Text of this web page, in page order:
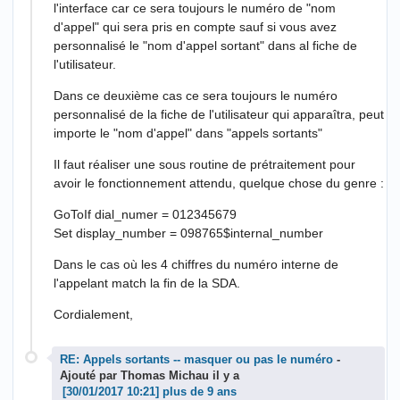
l'interface car ce sera toujours le numéro de "nom
d'appel" qui sera pris en compte sauf si vous avez
personnalisé le "nom d'appel sortant" dans al fiche de
l'utilisateur.
Dans ce deuxième cas ce sera toujours le numéro
personnalisé de la fiche de l'utilisateur qui apparaîtra, peut
importe le "nom d'appel" dans "appels sortants"
Il faut réaliser une sous routine de prétraitement pour
avoir le fonctionnement attendu, quelque chose du genre :
GoToIf dial_numer = 012345679
Set display_number = 098765$internal_number
Dans le cas où les 4 chiffres du numéro interne de
l'appelant match la fin de la SDA.
Cordialement,
RE: Appels sortants -- masquer ou pas le numéro -
Ajouté par Thomas Michau il y a
plus de 9 ans